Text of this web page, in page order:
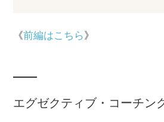
《前編はこちら》
エグゼクティブ・コーチン